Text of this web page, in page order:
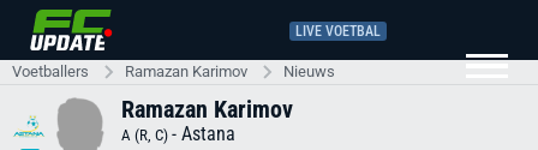
LIVE VOETBAL
Voetballers Ramazan Karimov Nieuws
Ramazan Karimov
A (R, C) - Astana